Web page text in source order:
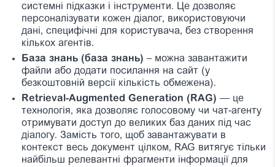
системні підказки і інструменти. Це дозволяє
персоналізувати кожен діалог, використовуючи
дані, специфічні для користувача, без створення
кількох агентів.
База знань (база знань) – можна завантажити
файли або додати посилання на сайт (у
безкоштовній версії кількість обмежена).
Retrieval-Augmented Generation (RAG) — це
технологія, яка дозволяє голосовому чи чат-агенту
отримувати доступ до великих баз даних під час
діалогу. Замість того, щоб завантажувати в
контекст весь документ цілком, RAG витягує тільки
найбільш релевантні фрагменти інформації для